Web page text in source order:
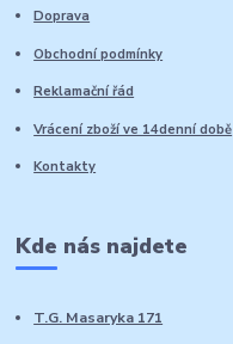
Doprava
Obchodní podmínky
Reklamační řád
Vrácení zboží ve 14denní době
Kontakty
Kde nás najdete
T.G. Masaryka 171